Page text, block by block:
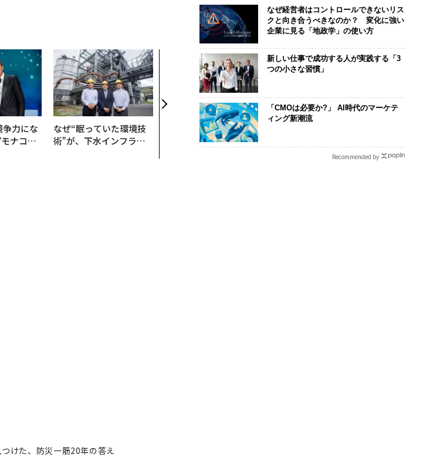
争力にな
ナコで
なぜ“眠っていた環境技
術”が、下水インフラを
〜決断する人のAI〜AI時
代の金融パラダイムシフ
ト、「超個別化」の核心
【MUFG×ウェルスナビ
×PwC】
内製化こそ、コンサルテ
ィングの本質だ レバレ
代ファームの全貌
革新は下山
R」の哲学
なぜ経営者はコントロールできないリス
クと向き合うべきなのか？ 変化に強い
企業に見る「地政学」の使い方
新しい仕事で成功する人が実践する「3
つの小さな習慣」
「CMOは必要か?」 AI時代のマーケテ
ィング新潮流
Recommended by
けた、防災一筋20年の答え